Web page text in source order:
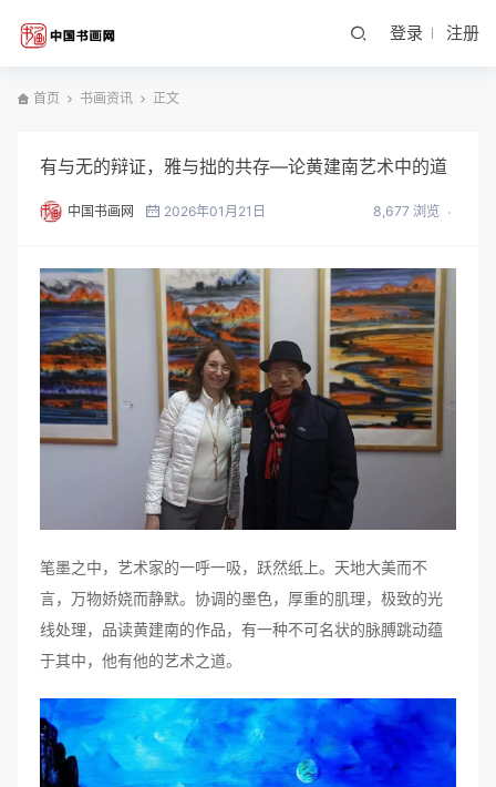
登录 注册
首页 书画资讯 正文
有与无的辩证，雅与拙的共存—论黄建南艺术中的道
中国书画网 2026年01月21日 8,677 浏览
笔墨之中，艺术家的一呼一吸，跃然纸上。天地大美而不
言，万物娇娆而静默。协调的墨色，厚重的肌理，极致的光
线处理，品读黄建南的作品，有一种不可名状的脉膊跳动蕴
于其中，他有他的艺术之道。